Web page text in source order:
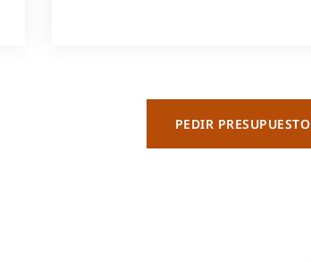
PEDIR PRESUPUESTO